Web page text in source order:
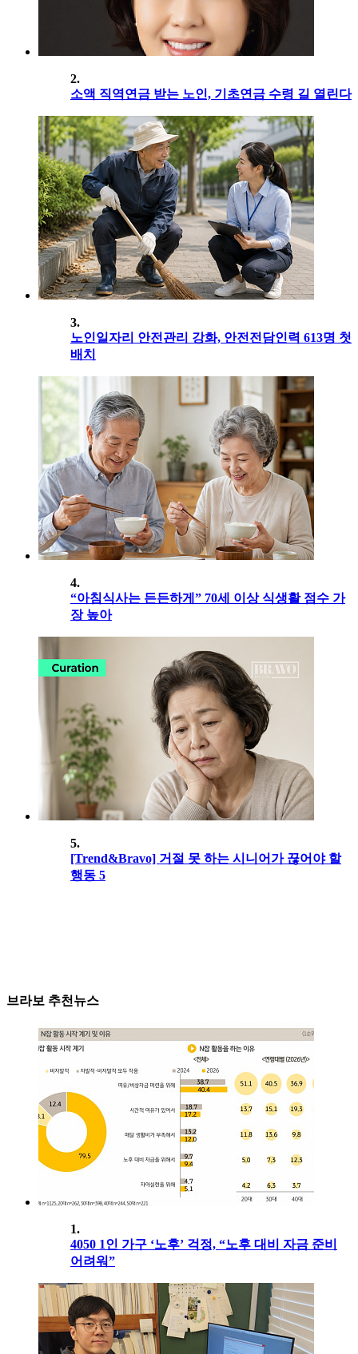
2.
소액 직역연금 받는 노인, 기초연금 수령 길 열린다
3.
노인일자리 안전관리 강화, 안전전담인력 613명 첫
배치
4.
“아침식사는 든든하게” 70세 이상 식생활 점수 가
장 높아
5.
[Trend&Bravo] 거절 못 하는 시니어가 끊어야 할
행동 5
브라보 추천뉴스
1.
4050 1인 가구 ‘노후’ 걱정, “노후 대비 자금 준비
어려워”